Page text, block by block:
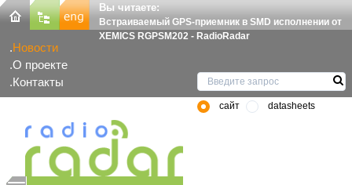
Вы читаете:
Встраиваемый GPS-приемник в SMD исполнении от
XEMICS RGPSM202 - RadioRadar
Новости
О проекте
Контакты
сайт datasheets